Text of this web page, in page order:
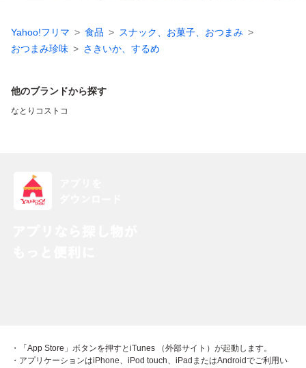
Yahoo!フリマ 食品
スナック、お菓子、おつまみ
おつまみ珍味
さきいか、するめ
他のブランドから探す
なとり コストコ
・「App Store」ボタンを押すとiTunes （外部サイト）が起動します。
・アプリケーションはiPhone、iPod touch、iPadまたはAndroidでご利用い